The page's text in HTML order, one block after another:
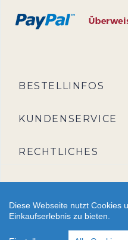
BESTELLINFOS
KUNDENSERVICE
RECHTLICHES
2026 - CreativBad-Shop.de
Diese Webseite nutzt Cookies
Einkaufserlebnis zu bieten.